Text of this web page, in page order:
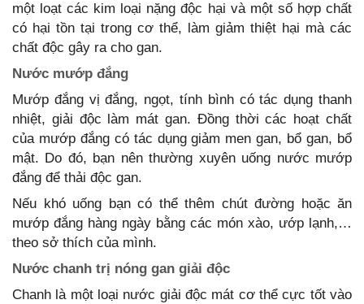
một loạt các kim loại nặng độc hại và một số hợp chất
có hại tồn tại trong cơ thể, làm giảm thiệt hại mà các
chất độc gây ra cho gan.
Nước mướp đắng
Mướp đắng vị đắng, ngọt, tính bình có tác dụng thanh
nhiệt, giải độc làm mát gan. Đồng thời các hoạt chất
của mướp đắng có tác dụng giảm men gan, bổ gan, bổ
mật. Do đó, bạn nên thường xuyên uống nước mướp
đắng để thải độc gan.
Nếu khó uống bạn có thể thêm chút đường hoặc ăn
mướp đắng hàng ngày bằng các món xào, ướp lạnh,…
theo sở thích của mình.
Nước chanh trị nóng gan giải độc
Chanh là một loại nước giải độc mát cơ thể cực tốt vào